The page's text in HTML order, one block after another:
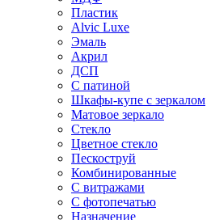
Пластик
Alvic Luxe
Эмаль
Акрил
ДСП
С патиной
Шкафы-купе с зеркалом
Матовое зеркало
Стекло
Цветное стекло
Пескоструй
Комбинированные
С витражами
С фотопечатью
Назначение